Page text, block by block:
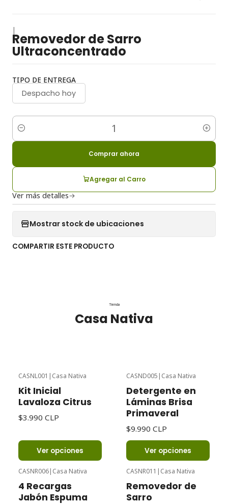
|
Removedor de Sarro
Ultraconcentrado
TIPO DE ENTREGA
Despacho hoy
Cantidad
Agregar al Carro
Comprar ahora
Ver más detalles
Mostrar stock de ubicaciones
COMPARTIR ESTE PRODUCTO
Tienda
Casa Nativa
CASNL001 | Casa Nativa
Kit Inicial
Lavaloza Citrus
$3.990 CLP
Ver opciones
CASND005 | Casa Nativa
Detergente en
Láminas Brisa
Primaveral
$9.990 CLP
Ver opciones
CASNR006| Casa Nativa
4 Recargas
Jabón Espuma
CASNR011 | Casa Nativa
Removedor de
Sarro